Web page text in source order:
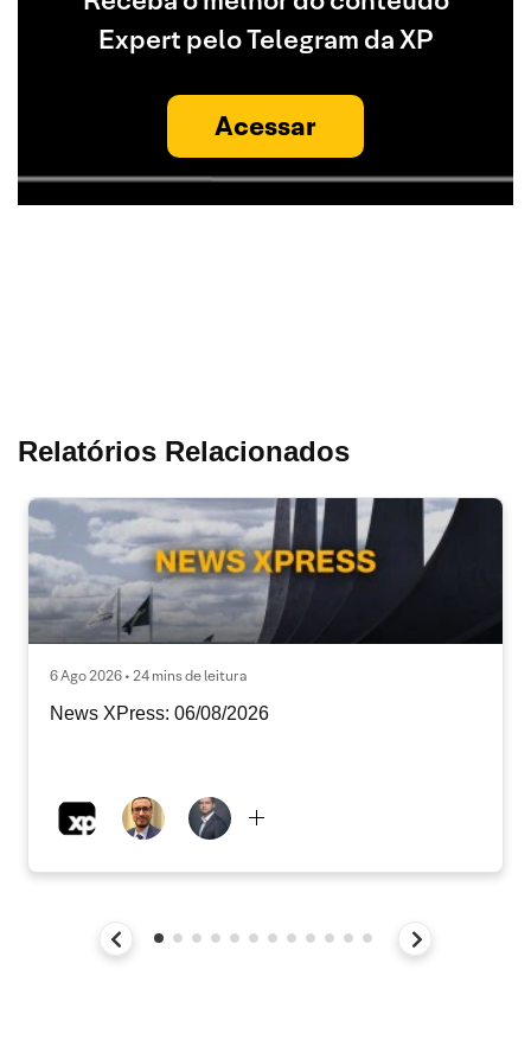
Expert pelo Telegram da XP
Acessar
Relatórios Relacionados
6 Ago 2026 • 24 mins de leitura
News XPress: 06/08/2026